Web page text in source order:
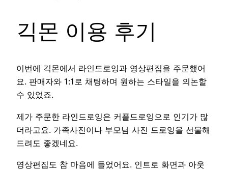
긱몬 이용 후기
이번에 긱몬에서 라인드로잉과 영상편집을 주문했어
요. 판매자와 1:1로 채팅하며 원하는 스타일을 의논할
수 있었죠.
제가 주문한 라인드로잉은 커플드로잉으로 인기가 많
더라고요. 가족사진이나 부모님 사진 드로잉을 선물해
드려도 좋겠네요.
영상편집도 참 마음에 들었어요. 인트로 화면과 아웃